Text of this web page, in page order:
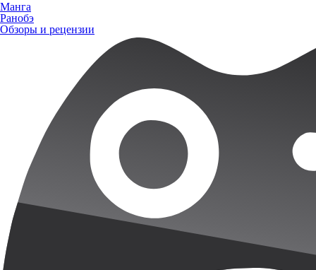
Манга
Ранобэ
Обзоры и рецензии